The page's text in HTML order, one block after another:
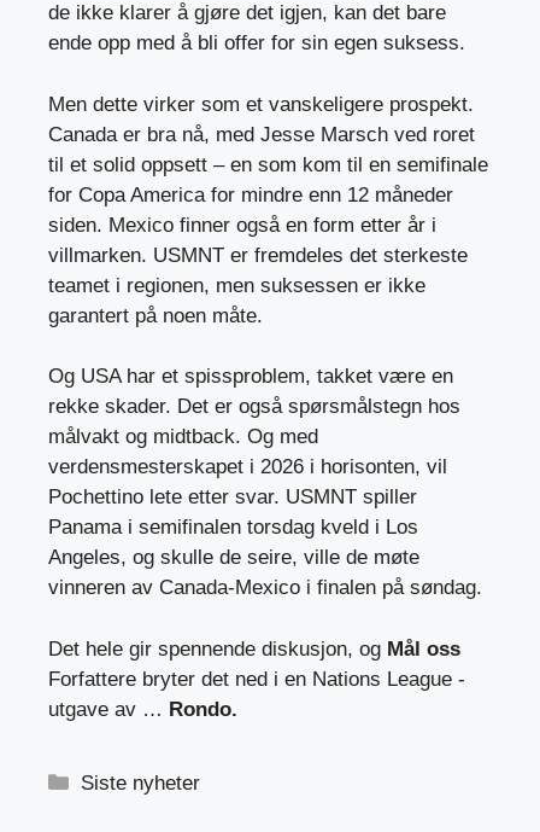
de ikke klarer å gjøre det igjen, kan det bare
ende opp med å bli offer for sin egen suksess.
Men dette virker som et vanskeligere prospekt.
Canada er bra nå, med Jesse Marsch ved roret
til et solid oppsett – en som kom til en semifinale
for Copa America for mindre enn 12 måneder
siden. Mexico finner også en form etter år i
villmarken. USMNT er fremdeles det sterkeste
teamet i regionen, men suksessen er ikke
garantert på noen måte.
Og USA har et spissproblem, takket være en
rekke skader. Det er også spørsmålstegn hos
målvakt og midtback. Og med
verdensmesterskapet i 2026 i horisonten, vil
Pochettino lete etter svar. USMNT spiller
Panama i semifinalen torsdag kveld i Los
Angeles, og skulle de seire, ville de møte
vinneren av Canada-Mexico i finalen på søndag.
Det hele gir spennende diskusjon, og Mål oss
Forfattere bryter det ned i en Nations League -
utgave av … Rondo.
Kategorier
Siste nyheter